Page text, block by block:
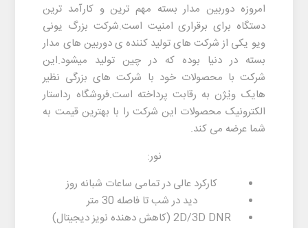
امروزه دوربین مدار بسته مهم ترین و کارآمد ترین
دستگاه برای برقراری امنیت است.شرکت بزرگ یونی
ویو یکی از شرکت های تولید کننده ی دوربین های مدار
بسته در دنیا بوده که در چین تولید میشود.این
شرکت با محصولات خود با شرکت های بزرگی نظیر
هایک ویٰژن به رقابت پرداخته است.فروشگاه رداستار
الکترونیک محصولات این شرکت را با بهترین قیمت به
شما عرضه می کند.
نور:
کارکرد عالی در تمامی ساعات شبانه روز
دید در شب تا فاصله 30 متر
2D/3D DNR (کاهش دهنده نویز دیجیتال)